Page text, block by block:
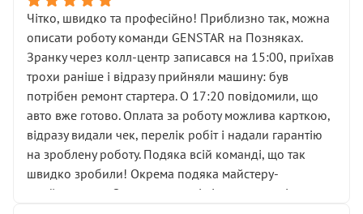
ущільнювачів.
Що прикро — це не перший мій візит. Раніше міняв у
вас стартер, і тоді сервіс наче справив хороше
враження. Але згодом знайшов декілька гайок під
лобовим склом. Мені пояснили, що це “старі гайки, які
відкручували”, і попросили не хвилюватися. ( надіюсь
новий власник, не застяг в полі))
Але після нинішнього візиту такі дрібниці вже не
здаються дрібницями.
Я — клієнт, який працює на довірі, і саме її цей сервіс
Чітко, швидко та професійно! Приблизно так, можна
описати роботу команди GENSTAR на Позняках.
Зранку через колл-центр записався на 15:00, приїхав
трохи раніше і відразу прийняли машину: був
потрібен ремонт стартера. О 17:20 повідомили, що
авто вже готово. Оплата за роботу можлива карткою,
відразу видали чек, перелік робіт і надали гарантію
на зроблену роботу. Подяка всій команді, що так
швидко зробили! Окрема подяка майстеру-
приймальнику Олександру: всі чітко та по суті.